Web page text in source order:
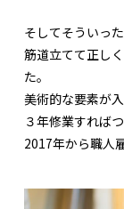
そしてそういっ
筋道立てて正し
た。
美術的な要素が
３年修業すれば
2017年から職人